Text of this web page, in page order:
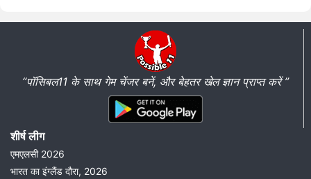
“पॉसिबल11 के साथ गेम चेंजर बनें, और बेहतर खेल ज्ञान प्राप्त करें ”
शीर्ष लीग
एमएलसी 2026
भारत का इंग्लैंड दौरा, 2026